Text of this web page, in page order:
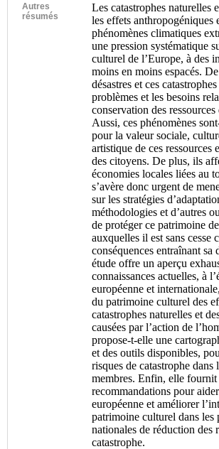
Autres
résumés
Les catastrophes naturelles
les effets anthropogéniques
phénomènes climatiques
une pression systématique
culturel de l’Europe, à des
moins en moins espacés.
désastres et ces
problèmes et les besoins
conservation des
Aussi, ces phénomènes
pour la valeur sociale,
artistique de ces ressources
des citoyens. De plus, ils
économies locales liées au
s’avère donc urgent de
sur les stratégies
méthodologies et d’autres
de protéger ce patrimoine
auxquelles il est sans cesse
conséquences entraînant sa
étude offre un aperçu
connaissances actuelles, à
européenne et
du patrimoine culturel des
catastrophes naturelles et
causées par l’action de
propose-t-elle une
et des outils disponibles,
risques de catastrophe dans
membres. Enfin, elle fournit
recommandations pour
européenne et améliorer
patrimoine culturel dans les
nationales de réduction des
catastrophe.